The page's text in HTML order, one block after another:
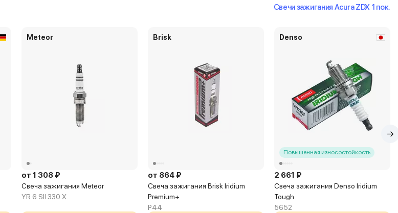
Свечи зажигания Acura ZDX 1 пок.
Meteor
от 1 308 ₽
Свеча зажигания Meteor
YR 6 SII 330 X
Brisk
от 864 ₽
Свеча зажигания Brisk Iridium
Premium+
P44
Denso
Повышенная износостойкость
2 661 ₽
Свеча зажигания Denso Iridium
Tough
5652